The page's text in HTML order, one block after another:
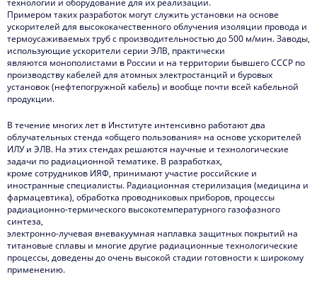
технологии и оборудование для их реализации.
Примером таких разработок могут служить установки на основе
ускорителей для высококачественного облучения изоляции провода и
термоусаживаемых труб с производительностью до 500 м/мин. Заводы,
использующие ускорители серии ЭЛВ, практически
являются монополистами в России и на территории бывшего СCСР по
производству кабелей для атомных электростанций и буровых
установок (нефтепогружной кабель) и вообще почти всей кабельной
продукции.
В течение многих лет в Институте интенсивно работают два
облучательных стенда «общего пользования» на основе ускорителей
ИЛУ и ЭЛВ. На этих стендах решаются научные и технологические
задачи по радиационной тематике. В разработках,
кроме сотрудников ИЯФ, принимают участие российские и
иностранные специалисты. Радиационная стерилизация (медицина и
фармацевтика), обработка проводниковых приборов, процессы
радиационно-термического высокотемпературного газофазного
синтеза,
электронно-лучевая вневакуумная наплавка защитных покрытий на
титановые сплавы и многие другие радиационные технологические
процессы, доведены до очень высокой стадии готовности к широкому
применению.